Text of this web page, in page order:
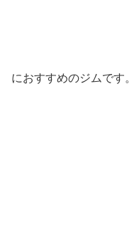
におすすめのジムです。